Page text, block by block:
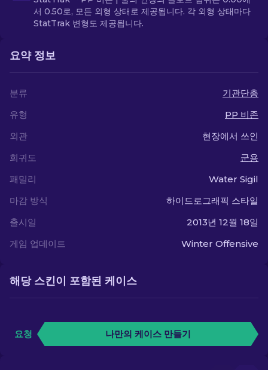
서 0.50로, 모든 외형 상태로 제공됩니다. 각 외형 상태마다
StatTrak 변형도 제공됩니다.
요약 정보
분류
기관단총
유형
PP 비존
외관
현장에서 쓰인
희귀도
군용
패밀리
Water Sigil
마감 방식
하이드로그래픽 스타일
출시일
2013년 12월 18일
게임 업데이트
Winter Offensive
해당 스킨이 포함된 케이스
요청 나만의 케이스 만들기